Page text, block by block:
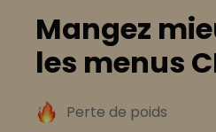
Mangez
les menus
Perte de poids